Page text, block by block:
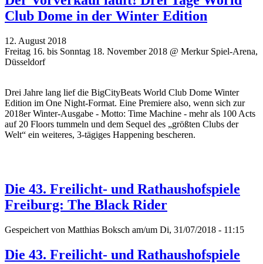
Club Dome in der Winter Edition
12. August 2018
Freitag 16. bis Sonntag 18. November 2018 @ Merkur Spiel-Arena,
Düsseldorf
Drei Jahre lang lief die BigCityBeats World Club Dome Winter
Edition im One Night-Format. Eine Premiere also, wenn sich zur
2018er Winter-Ausgabe - Motto: Time Machine - mehr als 100 Acts
auf 20 Floors tummeln und dem Sequel des „größten Clubs der
Welt“ ein weiteres, 3-tägiges Happening bescheren.
Die 43. Freilicht- und Rathaushofspiele
Freiburg: The Black Rider
Gespeichert von Matthias Boksch am/um Di, 31/07/2018 - 11:15
Die 43. Freilicht- und Rathaushofspiele